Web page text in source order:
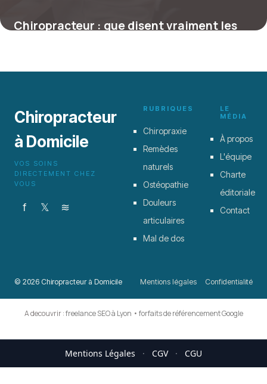
Chiropracteur : que disent vraiment les
Chiropracteur
à Domicile
VOS SOINS
DIRECTEMENT CHEZ
VOUS
f 𝕏 ≋
RUBRIQUES
Chiropraxie
Remèdes
naturels
Ostéopathie
Douleurs
articulaires
Mal de dos
LE
MÉDIA
À propos
L'équipe
Charte
éditoriale
Contact
© 2026 Chiropracteur à Domicile Mentions légales Confidentialité
A decouvrir :freelance SEO à Lyon • forfaits de référencement Google
Mentions Légales · CGV · CGU